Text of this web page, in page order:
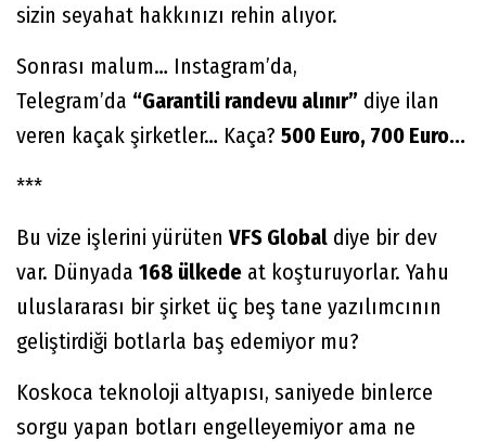
sizin seyahat hakkınızı rehin alıyor.
Sonrası malum… Instagram’da,
Telegram’da “Garantili randevu alınır” diye ilan
veren kaçak şirketler… Kaça? 500 Euro, 700 Euro...
***
Bu vize işlerini yürütenVFS Global diye bir dev
var. Dünyada 168 ülkede at koşturuyorlar. Yahu
uluslararası bir şirket üç beş tane yazılımcının
geliştirdiği botlarla baş edemiyor mu?
Koskoca teknoloji altyapısı, saniyede binlerce
sorgu yapan botları engelleyemiyor ama ne